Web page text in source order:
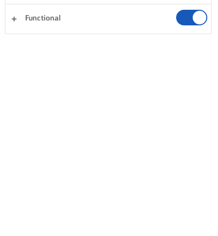
NIET KOKEN EN VEEL BOTER
Perfectioneer je tomatensauzen door altijd een flinke
Functional